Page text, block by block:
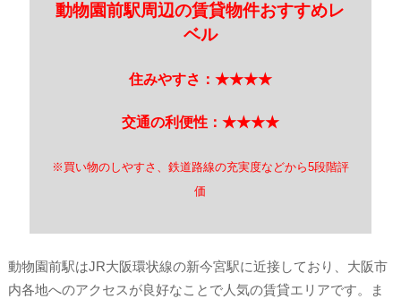
動物園前駅周辺の賃貸物件おすすめレ
ベル
住みやすさ：★★★★
交通の利便性：★★★★
※買い物のしやすさ、鉄道路線の充実度などから5段階評
価
動物園前駅はJR大阪環状線の新今宮駅に近接しており、大阪市
内各地へのアクセスが良好なことで人気の賃貸エリアです。ま